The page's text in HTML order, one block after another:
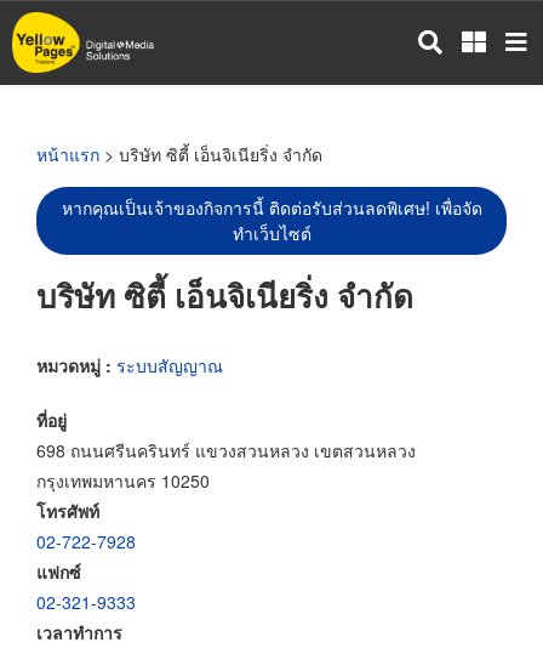
ข้าม
ไป
หน้าแรก > บริษัท ซิตี้ เอ็นจิเนียริ่ง จำกัด
หากคุณเป็นเจ้าของกิจการนี้ ติดต่อรับส่วนลดพิเศษ! เพื่อจัด
ทำเว็บไซต์
บริษัท ซิตี้ เอ็นจิเนียริ่ง จำกัด
หมวดหมู่ : ระบบสัญญาณ
ที่อยู่
698 ถนนศรีนครินทร์ แขวงสวนหลวง เขตสวนหลวง
กรุงเทพมหานคร 10250
โทรศัพท์
02-722-7928
แฟกซ์
02-321-9333
เวลาทำการ